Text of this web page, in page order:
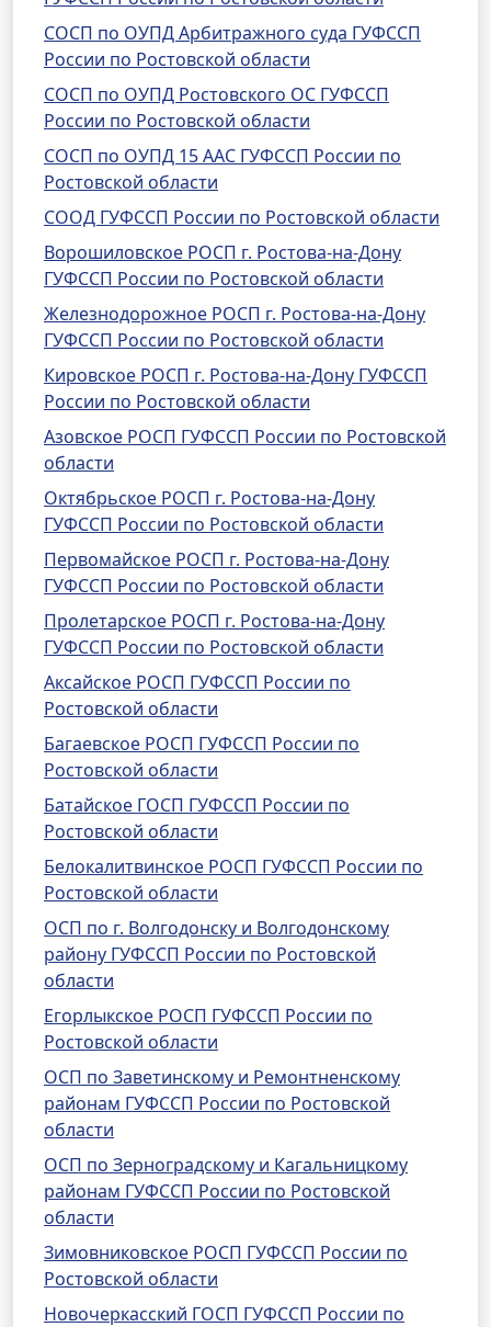
СОСП по ОУПД Арбитражного суда ГУФССП
России по Ростовской области
СОСП по ОУПД Ростовского ОС ГУФССП
России по Ростовской области
СОСП по ОУПД 15 ААС ГУФССП России по
Ростовской области
СООД ГУФССП России по Ростовской области
Ворошиловское РОСП г. Ростова-на-Дону
ГУФССП России по Ростовской области
Железнодорожное РОСП г. Ростова-на-Дону
ГУФССП России по Ростовской области
Кировское РОСП г. Ростова-на-Дону ГУФССП
России по Ростовской области
Азовское РОСП ГУФССП России по Ростовской
области
Октябрьское РОСП г. Ростова-на-Дону
ГУФССП России по Ростовской области
Первомайское РОСП г. Ростова-на-Дону
ГУФССП России по Ростовской области
Пролетарское РОСП г. Ростова-на-Дону
ГУФССП России по Ростовской области
Аксайское РОСП ГУФССП России по
Ростовской области
Багаевское РОСП ГУФССП России по
Ростовской области
Батайское ГОСП ГУФССП России по
Ростовской области
Белокалитвинское РОСП ГУФССП России по
Ростовской области
ОСП по г. Волгодонску и Волгодонскому
району ГУФССП России по Ростовской
области
Егорлыкское РОСП ГУФССП России по
Ростовской области
ОСП по Заветинскому и Ремонтненскому
районам ГУФССП России по Ростовской
области
ОСП по Зерноградскому и Кагальницкому
районам ГУФССП России по Ростовской
области
Зимовниковское РОСП ГУФССП России по
Ростовской области
Новочеркасский ГОСП ГУФССП России по